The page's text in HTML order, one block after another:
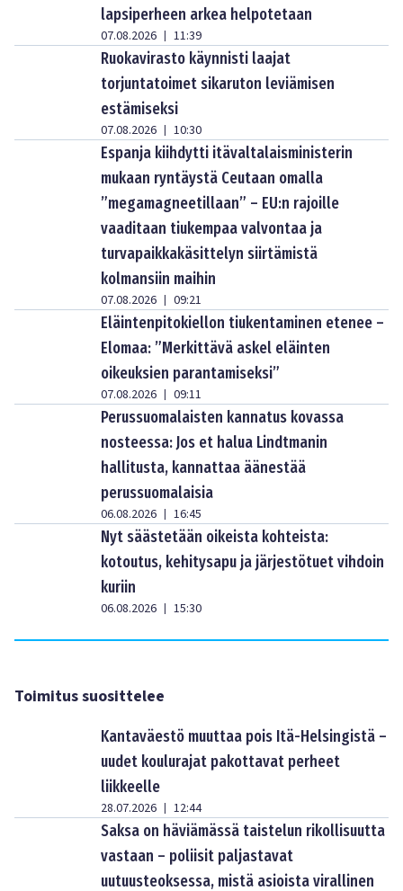
lapsiperheen arkea helpotetaan
07.08.2026 | 11:39
Ruokavirasto käynnisti laajat
torjuntatoimet sikaruton leviämisen
estämiseksi
07.08.2026 | 10:30
Espanja kiihdytti itävaltalaisministerin
mukaan ryntäystä Ceutaan omalla
”megamagneetillaan” – EU:n rajoille
vaaditaan tiukempaa valvontaa ja
turvapaikkakäsittelyn siirtämistä
kolmansiin maihin
07.08.2026 | 09:21
Eläintenpitokiellon tiukentaminen etenee –
Elomaa: ”Merkittävä askel eläinten
oikeuksien parantamiseksi”
07.08.2026 | 09:11
Perussuomalaisten kannatus kovassa
nosteessa: Jos et halua Lindtmanin
hallitusta, kannattaa äänestää
perussuomalaisia
06.08.2026 | 16:45
Nyt säästetään oikeista kohteista:
kotoutus, kehitysapu ja järjestötuet vihdoin
kuriin
06.08.2026 | 15:30
Toimitus suosittelee
Kantaväestö muuttaa pois Itä-Helsingistä –
uudet koulurajat pakottavat perheet
liikkeelle
28.07.2026 | 12:44
Saksa on häviämässä taistelun rikollisuutta
vastaan – poliisit paljastavat
uutuusteoksessa, mistä asioista virallinen